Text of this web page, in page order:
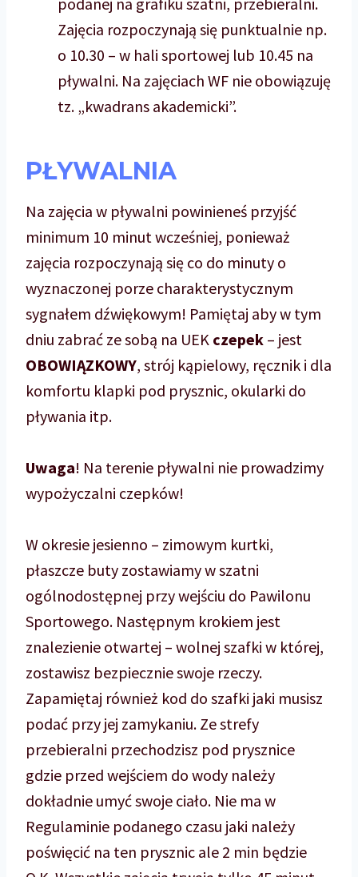
Zajęcia rozpoczynają się punktualnie np.
o 10.30 – w hali sportowej lub 10.45 na
pływalni. Na zajęciach WF nie obowiązuję
tz. „kwadrans akademicki”.
PŁYWALNIA
Na zajęcia w pływalni powinieneś przyjść
minimum 10 minut wcześniej, ponieważ
zajęcia rozpoczynają się co do minuty o
wyznaczonej porze charakterystycznym
sygnałem dźwiękowym! Pamiętaj aby w tym
dniu zabrać ze sobą na UEK czepek – jest
OBOWIĄZKOWY, strój kąpielowy, ręcznik i dla
komfortu klapki pod prysznic, okularki do
pływania itp.
Uwaga! Na terenie pływalni nie prowadzimy
wypożyczalni czepków!
W okresie jesienno – zimowym kurtki,
płaszcze buty zostawiamy w szatni
ogólnodostępnej przy wejściu do Pawilonu
Sportowego. Następnym krokiem jest
znalezienie otwartej – wolnej szafki w której,
zostawisz bezpiecznie swoje rzeczy.
Zapamiętaj również kod do szafki jaki musisz
podać przy jej zamykaniu. Ze strefy
przebieralni przechodzisz pod prysznice
gdzie przed wejściem do wody należy
dokładnie umyć swoje ciało. Nie ma w
Regulaminie podanego czasu jaki należy
poświęcić na ten prysznic ale 2 min będzie